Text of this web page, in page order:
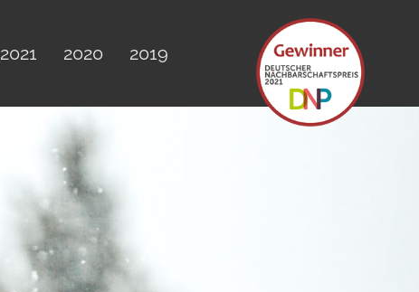
2021 2020 2019